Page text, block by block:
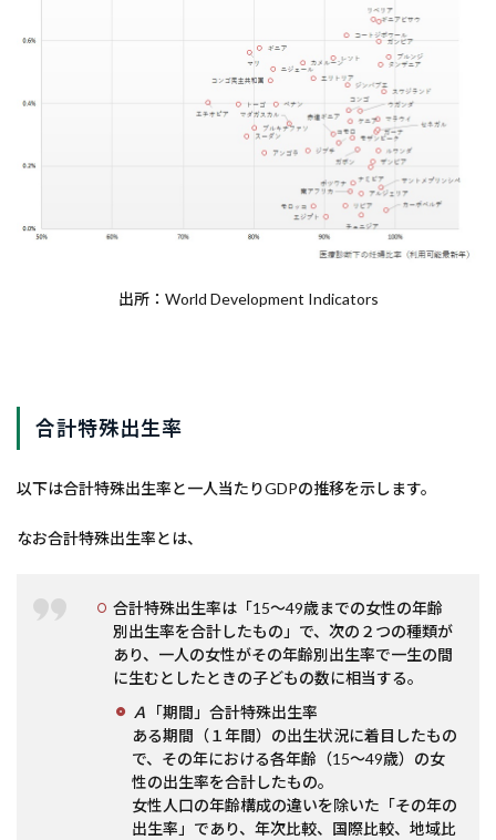
出所：World Development Indicators
合計特殊出生率
以下は合計特殊出生率と一人当たりGDPの推移を示します。
なお合計特殊出生率とは、
合計特殊出生率は「15～49歳までの女性の年齢
別出生率を合計したもの」で、次の２つの種類が
あり、一人の女性がその年齢別出生率で一生の間
に生むとしたときの子どもの数に相当する。
Ａ
「期間」合計特殊出生率
ある期間（１年間）の出生状況に着目したもの
で、その年における各年齢（15～49歳）の女
性の出生率を合計したもの。
女性人口の年齢構成の違いを除いた「その年の
出生率」であり、年次比較、国際比較、地域比